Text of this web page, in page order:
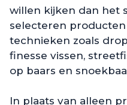
willen kijken dan het
selecteren
technieken zoals
finesse vissen,
op baars en
In plaats van alleen